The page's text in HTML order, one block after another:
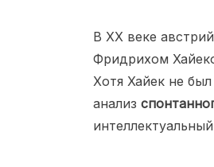
В XX веке
Фридрихом
Хотя Хайек не
анализ